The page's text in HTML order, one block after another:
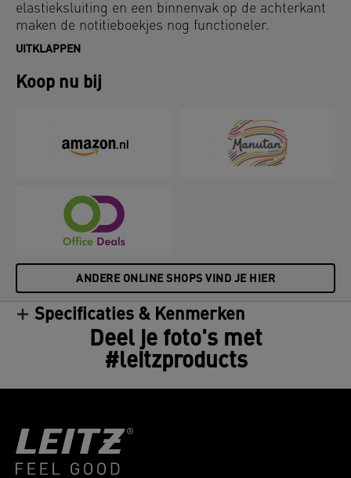
elastieksluiting en een binnenvak op de achterkant
maken de notitieboekjes nog functioneler.
UITKLAPPEN
Koop nu bij
ANDERE ONLINE SHOPS VIND JE HIER
Specificaties & Kenmerken
Deel je foto's met
#leitzproducts